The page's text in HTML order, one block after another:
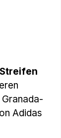
Adidas